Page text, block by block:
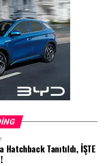
Hatchback Tanıtıldı, İŞTE